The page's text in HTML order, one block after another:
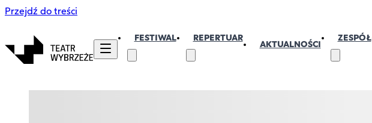
Przejdź do treści
FESTIWAL REPERTUAR
AKTUALNOŚCI
ZESPÓŁ